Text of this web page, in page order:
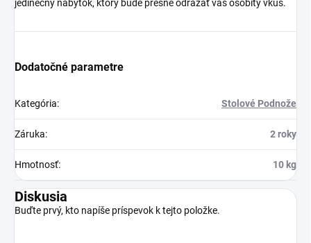
jedinečný nábytok, ktorý bude presne odrážať váš osobitý vkus.
Dodatočné parametre
Kategória: Stolové Podnože
Záruka: 2 roky
Hmotnosť: 10 kg
Diskusia
Buďte prvý, kto napíše príspevok k tejto položke.